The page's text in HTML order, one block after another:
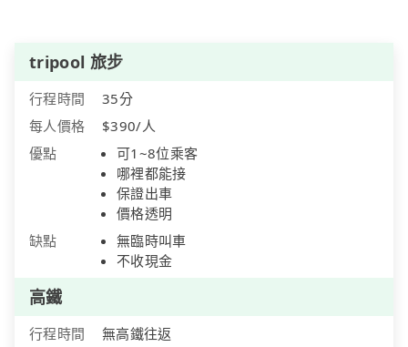
tripool 旅步
行程時間
35分
每人價格
$390/人
優點
可1~8位乘客
哪裡都能接
保證出車
價格透明
缺點
無臨時叫車
不收現金
高鐵
行程時間
無高鐵往返